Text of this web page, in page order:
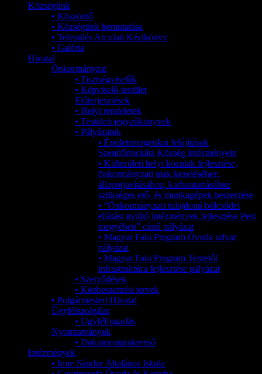
Községünk
• Köszöntő
• Községünk bemutatása
• Település Arculati Kézikönyv
• Galéria
Hivatal
Önkormányzat
• Tisztségviselők
• Képviselő-testület
Előterjesztések
• Helyi rendeletek
• Testületi jegyzőkönyvek
• Pályázatok
• Épületenergetikai felújítások
Szentlőrinckáta Község intézményein
• Külterületi helyi közutak fejlesztése,
önkormányzati utak kezeléséhez,
állapotjavításához, karbantartásához
szükséges erő- és munkagépek beszerzése
• “Önkormányzati tulajdonú bölcsődei
ellátást nyújtó intézmények fejlesztése Pest
megyében” című pályázat
• Magyar Falu Program Óvoda udvar
pályázat
• Magyar Falu Program Temetői
infrastruktúra fejlesztése pályázat
• Szerződések
• Közbeszerzési tervek
• Polgármesteri Hivatal
Ügyfélszolgálat
• Ügyfélfogadás
Nyomtatványok
• Dokumentumkereső
Intézmények
• Imre Sándor Általános Iskola